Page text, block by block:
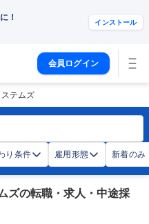
！ インストール
会員ログイン
テムズ
り条件 雇用形態 新着のみ
ズの転職・求人・中途採